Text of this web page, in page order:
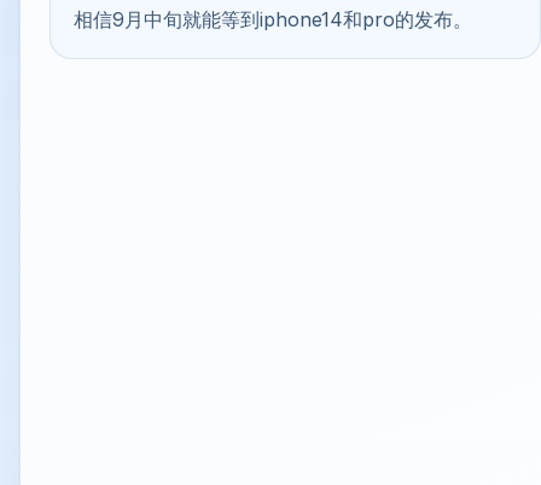
相信9月中旬就能等到iphone14和pro的发布。